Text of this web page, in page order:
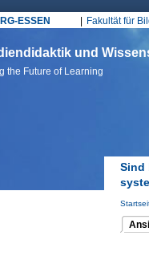
ESSEN
Fakultät für
und
the Future of Learning
Sind
Sie